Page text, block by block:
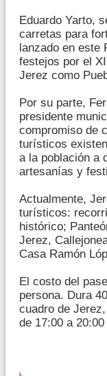
Eduardo Yarto,
carretas para
lanzado en este
festejos por el
Jerez como
Por su parte,
presidente
compromiso de
turísticos
a la población a
artesanías y
Actualmente,
turísticos:
histórico;
Jerez,
Casa Ramón
El costo del
persona. Dura
cuadro de
de 17:00 a